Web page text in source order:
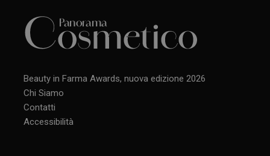
Beauty in Farma Awards, nuova edizione 2026
Chi Siamo
Contatti
Accessibilità